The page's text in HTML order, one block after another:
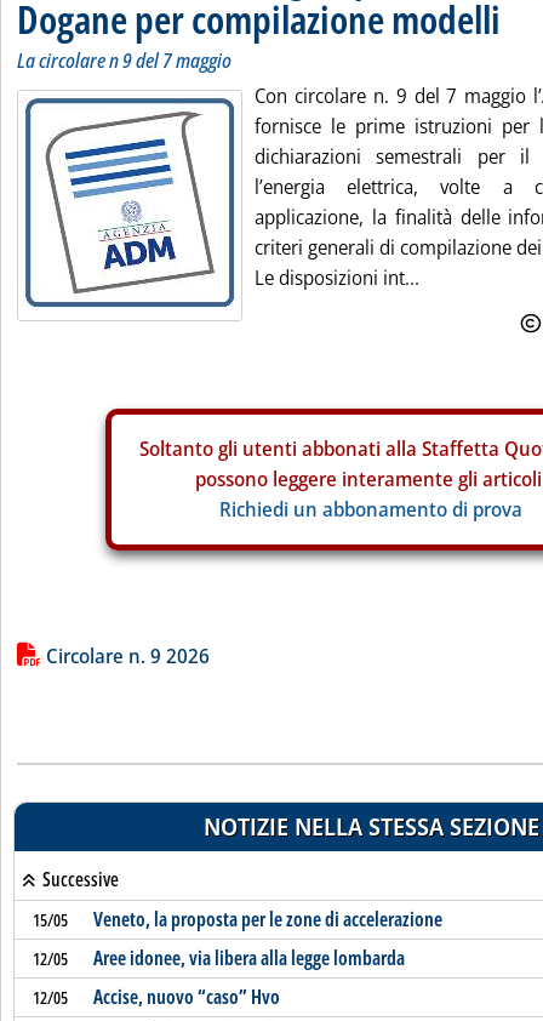
Dogane per compilazione modelli
La circolare n 9 del 7 maggio
Con circolare n. 9 del 7 maggio
fornisce le prime istruzioni per
dichiarazioni semestrali per
l’energia elettrica, volte a
applicazione, la finalità delle
criteri generali di compilazione
Le disposizioni int...
Soltanto gli utenti abbonati alla Staffetta
possono leggere interamente gli
Richiedi un abbonamento di prova
Lista allegati PDF alla notizia
Circolare n. 9 2026
NOTIZIE NELLA STESSA SEZIONE
Successive
15/05 Veneto, la proposta per le zone di accelerazione
12/05 Aree idonee, via libera alla legge lombarda
12/05 Accise, nuovo “caso” Hvo